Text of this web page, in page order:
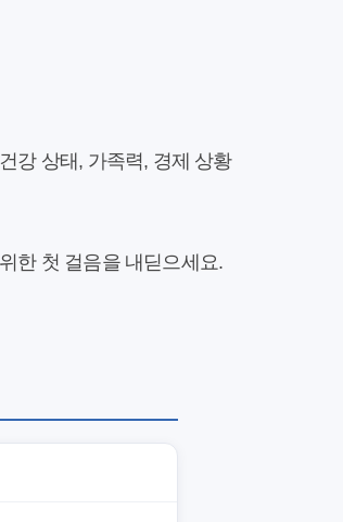
강 상태, 가족력, 경제 상황
한 첫 걸음을 내딛으세요.